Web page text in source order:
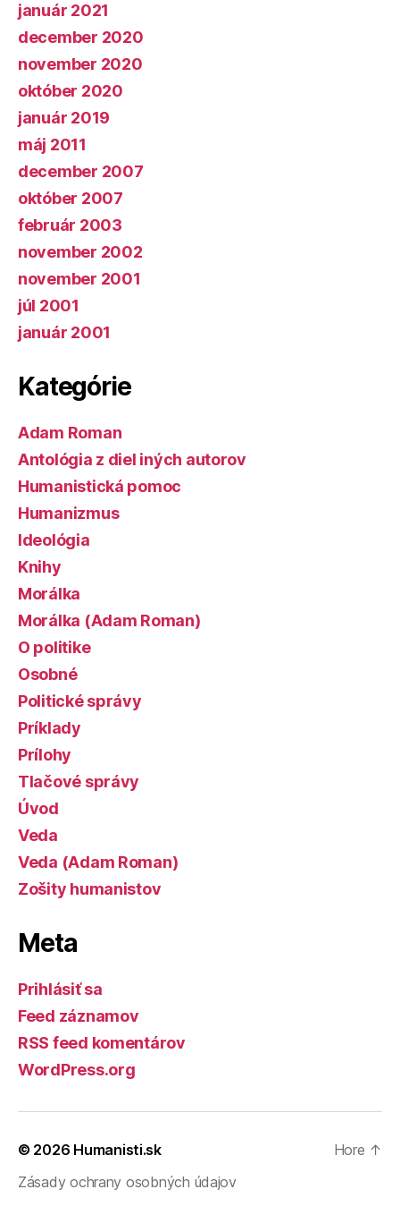
január 2021
december 2020
november 2020
október 2020
január 2019
máj 2011
december 2007
október 2007
február 2003
november 2002
november 2001
júl 2001
január 2001
Kategórie
Adam Roman
Antológia z diel iných autorov
Humanistická pomoc
Humanizmus
Ideológia
Knihy
Morálka
Morálka (Adam Roman)
O politike
Osobné
Politické správy
Príklady
Prílohy
Tlačové správy
Úvod
Veda
Veda (Adam Roman)
Zošity humanistov
Meta
Prihlásiť sa
Feed záznamov
RSS feed komentárov
WordPress.org
© 2026 Humanisti.sk
Zásady ochrany osobných údajov
Hore ↑